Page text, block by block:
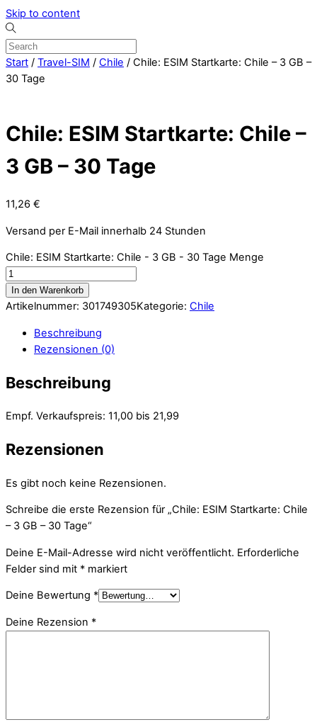
Skip to content
Start / Travel-SIM / Chile / Chile: ESIM Startkarte: Chile – 3 GB –
30 Tage
Chile: ESIM Startkarte: Chile –
3 GB – 30 Tage
11,26 €
Versand per E-Mail innerhalb 24 Stunden
Chile: ESIM Startkarte: Chile - 3 GB - 30 Tage Menge
In den Warenkorb
Artikelnummer: 301749305Kategorie: Chile
Beschreibung
Rezensionen (0)
Beschreibung
Empf. Verkaufspreis: 11,00 bis 21,99
Rezensionen
Es gibt noch keine Rezensionen.
Schreibe die erste Rezension für „Chile: ESIM Startkarte: Chile
– 3 GB – 30 Tage“
Deine E-Mail-Adresse wird nicht veröffentlicht. Erforderliche
Felder sind mit * markiert
Deine Bewertung *
Deine Rezension *